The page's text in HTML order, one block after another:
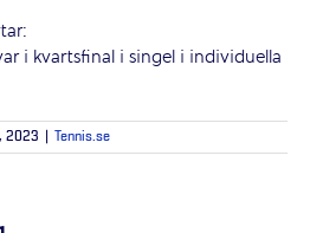
i kvartsfinal i singel i individuella
2023 Tennis.se